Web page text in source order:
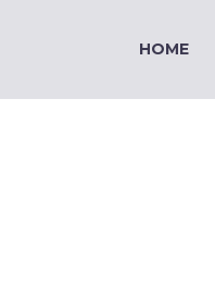
HOME